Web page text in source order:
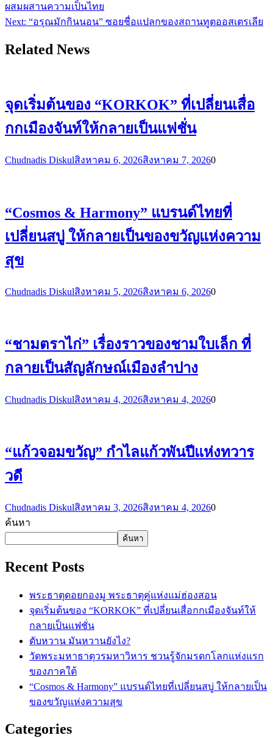
ผสมผสานความเป็นไทย
Next: “อรุณมักกินนอน” ซอยชื่อแปลกของสถานทูตออสเตรเลีย
Related News
จุดเริ่มต้นของ “KORKOK” ที่เปลี่ยนเสื่อ
กกเมืองจันท์ให้กลายเป็นแฟชั่น
Chudnadis Diskulสิงหาคม 6, 2026สิงหาคม 7, 20260
“Cosmos & Harmony” แบรนด์ไทยที่
เปลี่ยนสบู่ ให้กลายเป็นของขวัญแห่งความ
สุข
Chudnadis Diskulสิงหาคม 5, 2026สิงหาคม 6, 20260
“ชามตราไก่” เรื่องราวของชามใบเล็ก ที่
กลายเป็นสัญลักษณ์เมืองลำปาง
Chudnadis Diskulสิงหาคม 4, 2026สิงหาคม 4, 20260
“แก้วจอมขวัญ” กำไลแก้วพันปีแห่งทวาร
วดี
Chudnadis Diskulสิงหาคม 3, 2026สิงหาคม 4, 20260
ค้นหา
ค้นหา
Recent Posts
พระธาตุดอยกองมู พระธาตุคู่แห่งแม่ฮ่องสอน
จุดเริ่มต้นของ “KORKOK” ที่เปลี่ยนเสื่อกกเมืองจันท์ให้
กลายเป็นแฟชั่น
ตับหวาน มันหวานยังไง?
วัดพระมหาธาตุวรมหาวิหาร ชวนรู้จักมรดกโลกแห่งแรก
ของภาคใต้
“Cosmos & Harmony” แบรนด์ไทยที่เปลี่ยนสบู่ ให้กลายเป็น
ของขวัญแห่งความสุข
Categories